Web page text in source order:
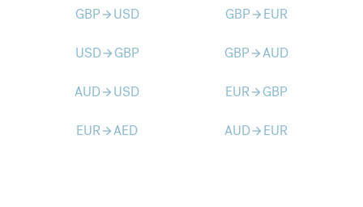
GBParrow_forward USD GBParrow_forward EUR
USDarrow_forward GBP GBParrow_forwardAUD
AUDarrow_forward USD EURarrow_forward GBP
EURarrow_forwardAED AUDarrow_forward EUR